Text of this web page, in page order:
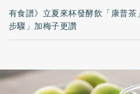
有食譜》立夏來杯發酵飲「康普
步驟」加梅子更讚